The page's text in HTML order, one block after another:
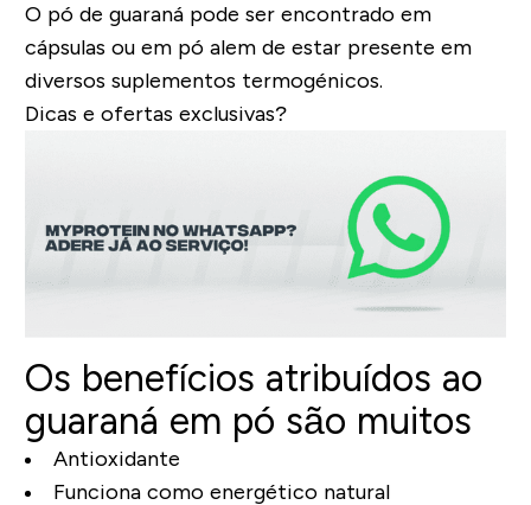
O pó de guaraná pode ser encontrado em
cápsulas ou em pó alem de estar presente em
diversos suplementos termogénicos.
Dicas e ofertas exclusivas?
Os benefícios atribuídos ao
guaraná em pó são muitos
Antioxidante
Funciona como energético natural